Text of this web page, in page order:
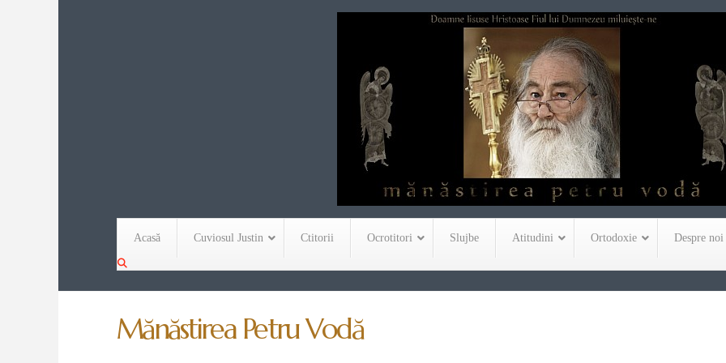
Acasă Cuviosul Justin Ctitorii Ocrotitori Slujbe Atitudini Ortodoxie Despre noi
Mănăstirea Petru Vodă